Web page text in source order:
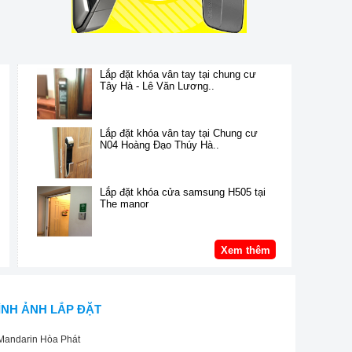
Lắp đặt khóa vân tay tại chung cư
Tây Hà - Lê Văn Lương..
Lắp đặt khóa vân tay tại Chung cư
N04 Hoàng Đạo Thúy Hà..
Lắp đặt khóa cửa samsung H505 tại
The manor
Xem thêm
ẢNH LẮP ĐẶT
Hòa Phát